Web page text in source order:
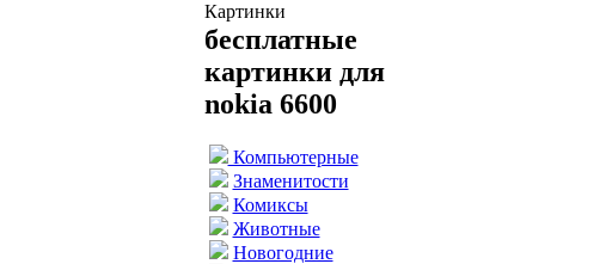
Картинки
бесплатные
картинки для
nokia 6600
Компьютерные
Знаменитости
Комиксы
Животные
Новогодние